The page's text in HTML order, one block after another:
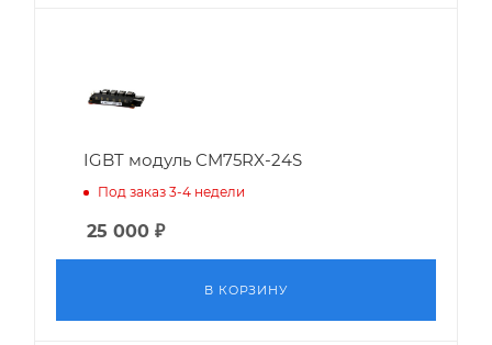
IGBT модуль CM75RX-24S
Под заказ 3-4 недели
25 000 ₽
В КОРЗИНУ